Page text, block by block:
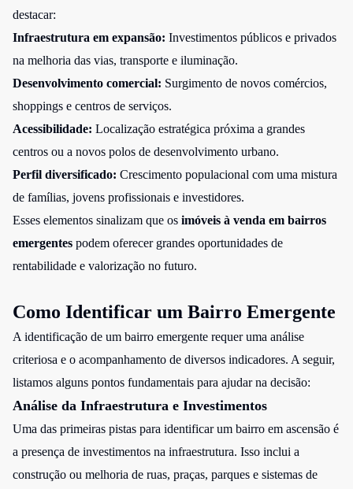
destacar:
Infraestrutura em expansão: Investimentos públicos e privados
na melhoria das vias, transporte e iluminação.
Desenvolvimento comercial: Surgimento de novos comércios,
shoppings e centros de serviços.
Acessibilidade: Localização estratégica próxima a grandes
centros ou a novos polos de desenvolvimento urbano.
Perfil diversificado: Crescimento populacional com uma mistura
de famílias, jovens profissionais e investidores.
Esses elementos sinalizam que os imóveis à venda em bairros
emergentes podem oferecer grandes oportunidades de
rentabilidade e valorização no futuro.
Como Identificar um Bairro Emergente
A identificação de um bairro emergente requer uma análise
criteriosa e o acompanhamento de diversos indicadores. A seguir,
listamos alguns pontos fundamentais para ajudar na decisão:
Análise da Infraestrutura e Investimentos
Uma das primeiras pistas para identificar um bairro em ascensão é
a presença de investimentos na infraestrutura. Isso inclui a
construção ou melhoria de ruas, praças, parques e sistemas de